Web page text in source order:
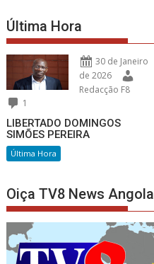
Última Hora
30 de Janeiro
de 2026
Redacção F8
1
LIBERTADO DOMINGOS
SIMÕES PEREIRA
Última Hora
Oiça TV8 News Angola